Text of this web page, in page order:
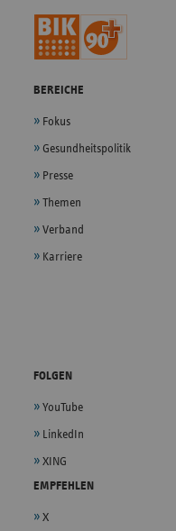
BEREICHE
Fokus
Gesundheitspolitik
Presse
Themen
Verband
Karriere
FOLGEN
YouTube
LinkedIn
XING
EMPFEHLEN
X